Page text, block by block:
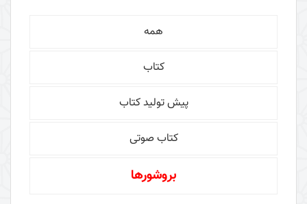
همه
کتاب
پیش تولید کتاب
کتاب صوتی
بروشورها